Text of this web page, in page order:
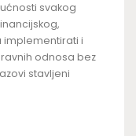
svakog
implementirati i
odnosa bez
stavljeni